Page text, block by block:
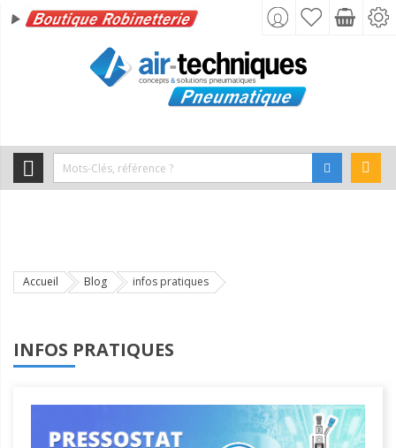
Accueil Blog infos pratiques
INFOS PRATIQUES